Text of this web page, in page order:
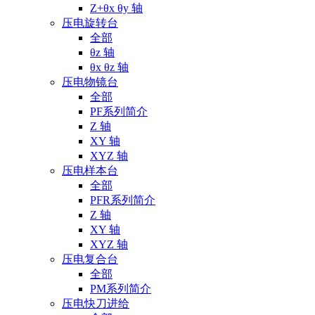
Z+θx θy 轴
压电旋转台
全部
θz 轴
θx θz 轴
压电物镜台
全部
PF系列简介
Z 轴
XY 轴
XYZ 轴
压电样本台
全部
PFR系列简介
Z 轴
XY 轴
XYZ 轴
压电复合台
全部
PM系列简介
压电快刀进给